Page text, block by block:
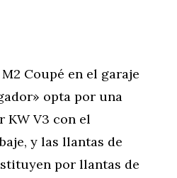
Coupé en el garaje
opta por una
KW V3 con el
y las llantas de
por llantas de